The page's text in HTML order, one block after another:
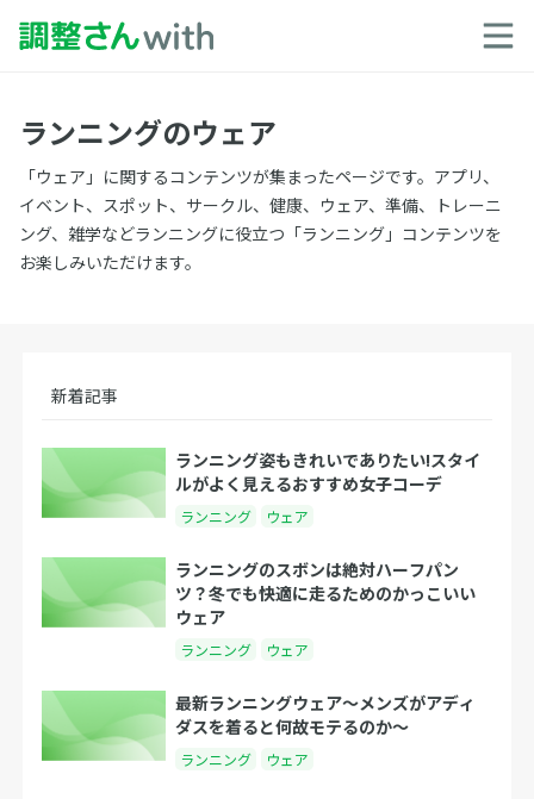
ランニングのウェア
「ウェア」に関するコンテンツが集まったページです。アプリ、
イベント、スポット、サークル、健康、ウェア、準備、トレーニ
ング、雑学などランニングに役立つ「ランニング」コンテンツを
お楽しみいただけます。
新着記事
ランニング姿もきれいでありたい!スタイ
ルがよく見えるおすすめ女子コーデ
ランニング ウェア
ランニングのスボンは絶対ハーフパン
ツ？冬でも快適に走るためのかっこいい
ウェア
ランニング ウェア
最新ランニングウェア〜メンズがアディ
ダスを着ると何故モテるのか〜
ランニング ウェア